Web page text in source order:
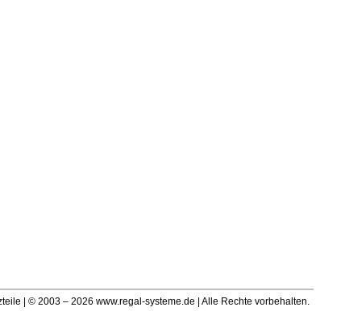
| © 2003 – 2026 www.regal-systeme.de | Alle Rechte vorbehalten.